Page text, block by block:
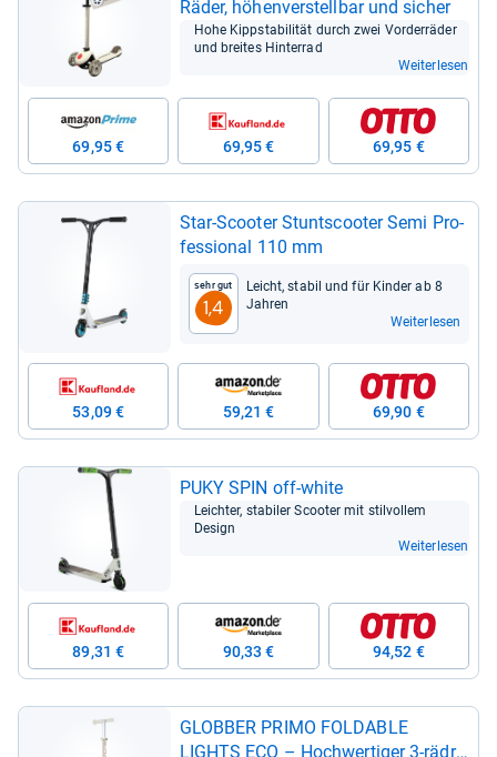
Räder, höhen­ver­stell­bar und sicher
Hohe Kipp­sta­bi­li­tät durch zwei Vor­der­rä­der
und brei­tes Hin­ter­rad
Weiterlesen
69,95 € 69,95 € 69,95 €
Star-​Scoo­ter Stunts­coo­ter Semi Pro­
fes­sio­nal 110 mm
Sehr gut
1,4
Leicht, sta­bil und für Kin­der ab 8
Jah­ren
Weiterlesen
53,09 € 59,21 € 69,90 €
PUKY SPIN off-​white
Leich­ter, sta­bi­ler Scoo­ter mit stil­vol­lem
Design
Weiterlesen
89,31 € 90,33 € 94,52 €
GLOB­BER PRIMO FOLDA­BLE
LIGHTS ECO – Hoch­wer­ti­ger 3-​räd­ri­